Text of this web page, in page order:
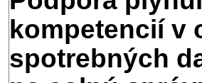
kompetencií v
spotrebných